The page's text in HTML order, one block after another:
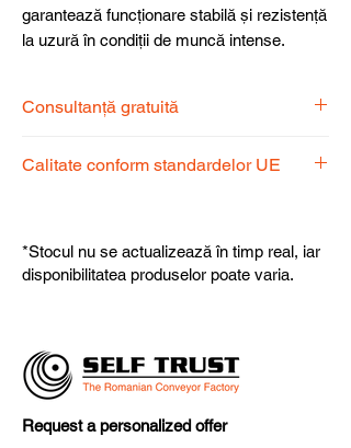
garantează funcționare stabilă și rezistență
la uzură în condiții de muncă intense.
Consultanță gratuită
dispoziție pentru a alege produsul
Calitate conform standardelor UE
fiabilitate și performanță superioară.
*Stocul nu se actualizează în timp real, iar
disponibilitatea produselor poate varia.
Request a personalized offer